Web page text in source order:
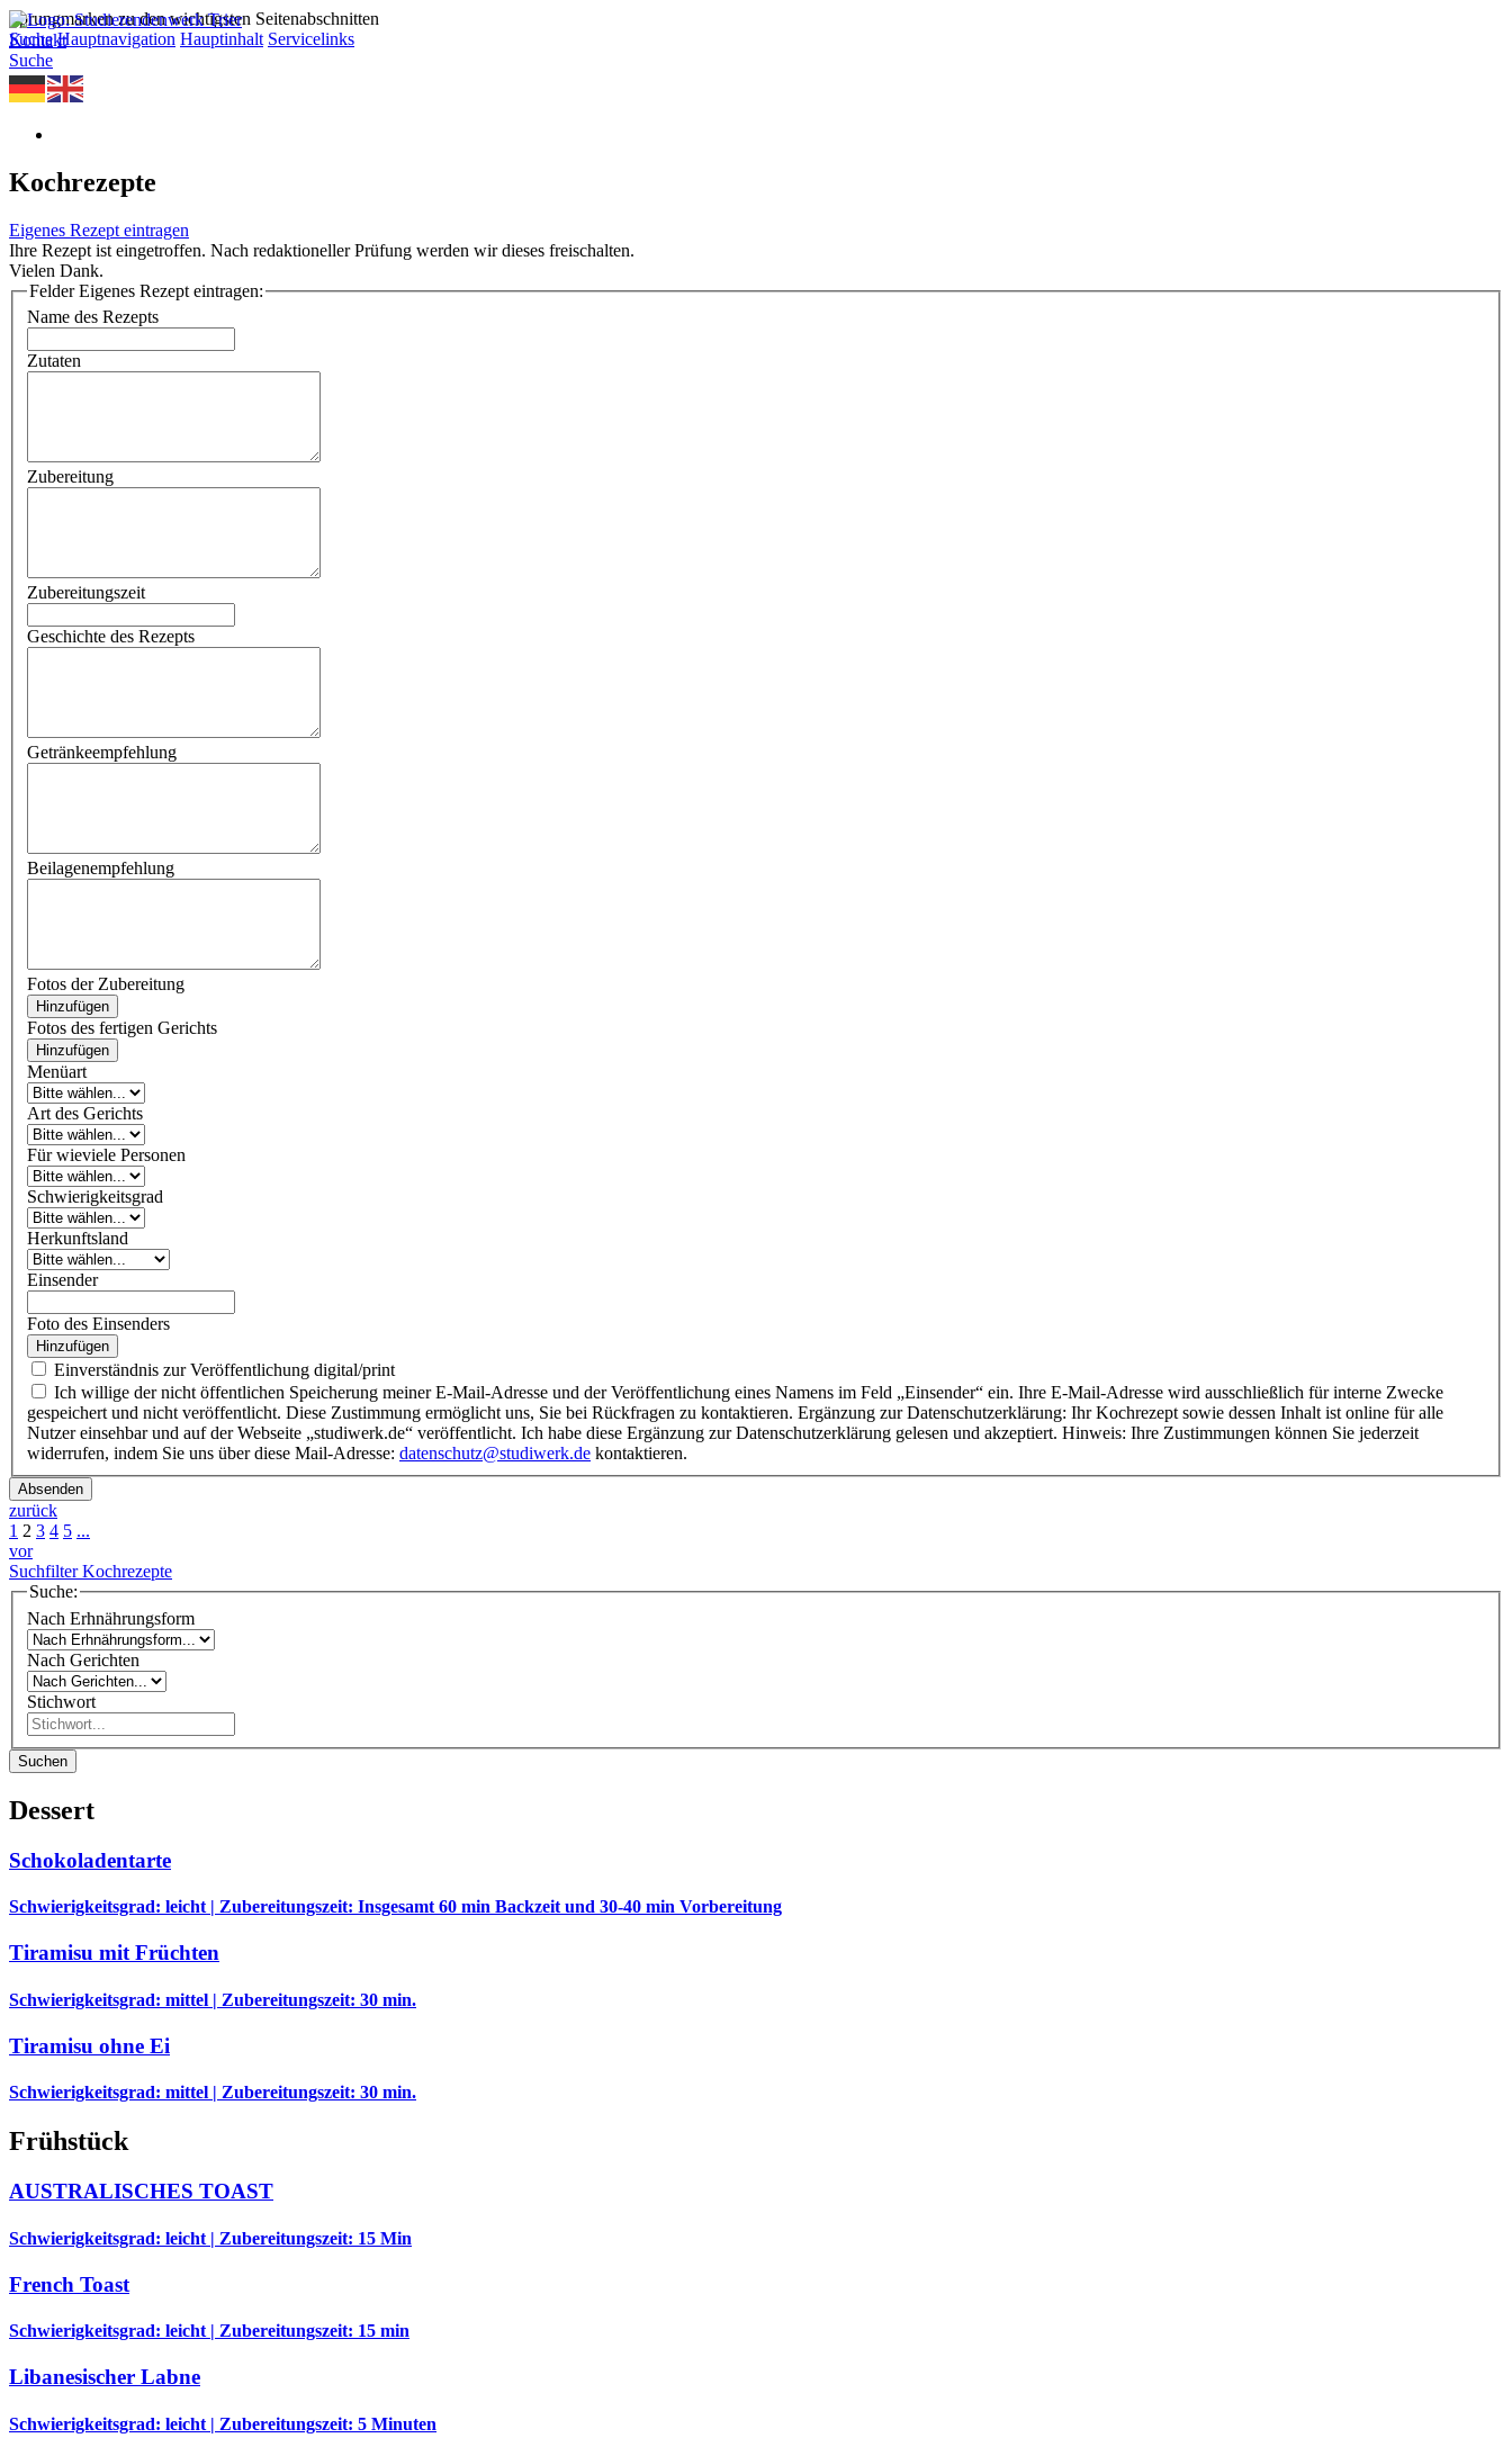
Sprungmarken zu den wichtigsten Seitenabschnitten
Suche Hauptnavigation Hauptinhalt Servicelinks
Kontakt
Suche
Kochrezepte
Eigenes Rezept eintragen
Ihre Rezept ist eingetroffen. Nach redaktioneller Prüfung werden wir dieses freischalten.
Vielen Dank.
Felder Eigenes Rezept eintragen:
Name des Rezepts
Zutaten
Zubereitung
Zubereitungszeit
Geschichte des Rezepts
Getränkeempfehlung
Beilagenempfehlung
Fotos der Zubereitung
Hinzufügen
Fotos des fertigen Gerichts
Hinzufügen
Menüart
Art des Gerichts
Für wieviele Personen
Schwierigkeitsgrad
Herkunftsland
Einsender
Foto des Einsenders
Hinzufügen
Einverständnis zur Veröffentlichung digital/print
Ich willige der nicht öffentlichen Speicherung meiner E-Mail-Adresse und der Veröffentlichung eines Namens im Feld „Einsender“ ein. Ihre E-Mail-Adresse wird ausschließlich für interne Zwecke
gespeichert und nicht veröffentlicht. Diese Zustimmung ermöglicht uns, Sie bei Rückfragen zu kontaktieren. Ergänzung zur Datenschutzerklärung: Ihr Kochrezept sowie dessen Inhalt ist online für alle
Nutzer einsehbar und auf der Webseite „studiwerk.de“ veröffentlicht. Ich habe diese Ergänzung zur Datenschutzerklärung gelesen und akzeptiert. Hinweis: Ihre Zustimmungen können Sie jederzeit
widerrufen, indem Sie uns über diese Mail-Adresse: datenschutz@studiwerk.de kontaktieren.
Absenden
zurück
1 2 3 4 5 ...
vor
Suchfilter Kochrezepte
Suche:
Nach Erhnährungsform
Nach Gerichten
Stichwort
Suchen
Dessert
Schokoladentarte
Schwierigkeitsgrad: leicht | Zubereitungszeit: Insgesamt 60 min Backzeit und 30-40 min Vorbereitung
Tiramisu mit Früchten
Schwierigkeitsgrad: mittel | Zubereitungszeit: 30 min.
Tiramisu ohne Ei
Schwierigkeitsgrad: mittel | Zubereitungszeit: 30 min.
Frühstück
AUSTRALISCHES TOAST
Schwierigkeitsgrad: leicht | Zubereitungszeit: 15 Min
French Toast
Schwierigkeitsgrad: leicht | Zubereitungszeit: 15 min
Libanesischer Labne
Schwierigkeitsgrad: leicht | Zubereitungszeit: 5 Minuten